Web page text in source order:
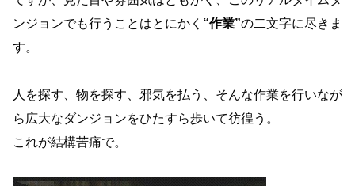
ンジョンでも行うことはとにかく “作業”の二文字に尽きま
す。
人を探す、物を探す、邪気を払う、そんな作業を行いなが
ら広大なダンジョンをひたすら歩いて彷徨う。
これが結構苦痛で。